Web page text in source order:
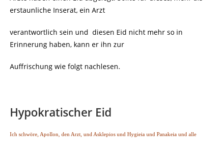
erstaunliche Inserat, ein Arzt
verantwortlich sein und diesen Eid nicht mehr so in
Erinnerung haben, kann er ihn zur
Auffrischung wie folgt nachlesen.
Hypokratischer Eid
Ich schwöre, Apollon, den Arzt, und Asklepios und Hygieia und Panakeia und alle